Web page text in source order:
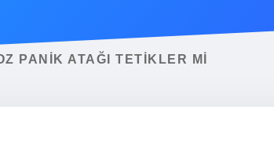
PANIK ATAĞI TETIKLER MI